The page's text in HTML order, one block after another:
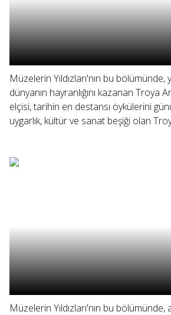
Müzelerin Yıldızları'nın bu bölümünde,
dünyanın hayranlığını kazanan Troya
elçisi, tarihin en destansı öykülerini
uygarlık, kültür ve sanat beşiği olan
Müzelerin Yıldızları'nın bu